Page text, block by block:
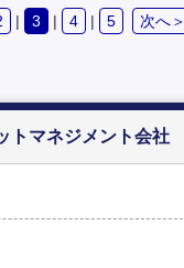
| 3 | 4 | 5 次へ＞
トマネジメント会社